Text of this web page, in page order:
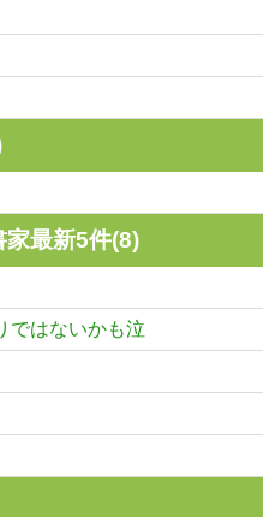
家最新5件(8)
ではないかも泣